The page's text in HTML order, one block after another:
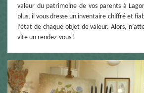
valeur du patrimoine de vos parents à
plus, il vous dresse un inventaire chiffré et
l’état de chaque objet de valeur. Alors,
vite un rendez-vous !